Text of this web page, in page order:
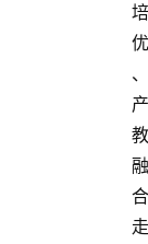
培
优
、
产
教
融
合
走